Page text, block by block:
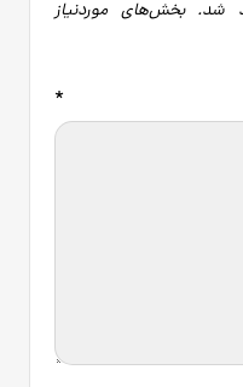
شد. بخش‌های موردنیاز
*